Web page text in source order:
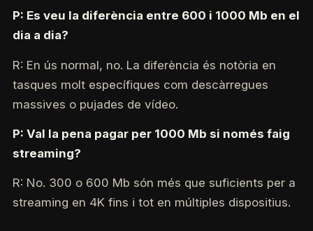
P: Es veu la diferència entre 600 i 1000 Mb en el
dia a dia?
R: En ús normal, no. La diferència és notòria en
tasques molt específiques com descàrregues
massives o pujades de vídeo.
P: Val la pena pagar per 1000 Mb si només faig
streaming?
R: No. 300 o 600 Mb són més que suficients per a
streaming en 4K fins i tot en múltiples dispositius.